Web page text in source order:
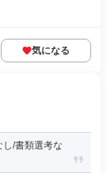
気になる
/書類選考な